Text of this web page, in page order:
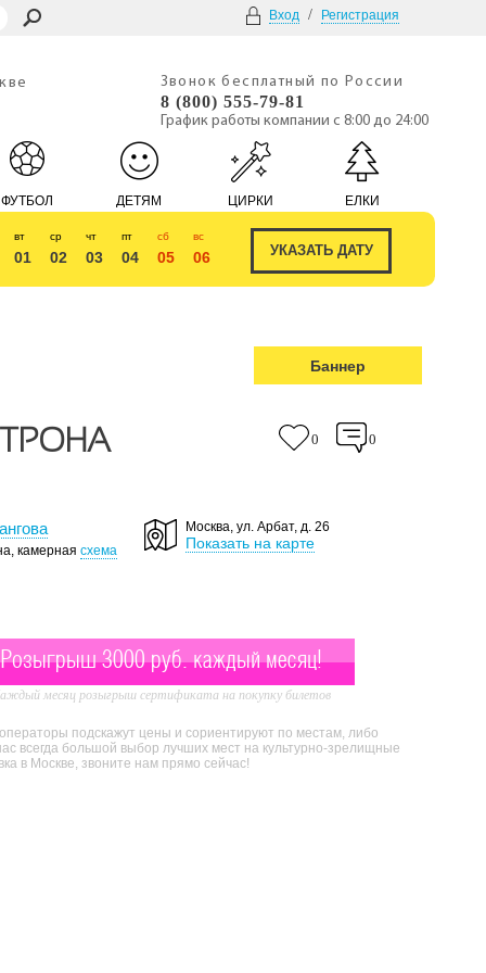
Вход / Регистрация
Звонок бесплатный по России
8 (800) 555-79-81
График работы компании с 8:00 до 24:00
ФУТБОЛ ДЕТЯМ ЦИРКИ ЕЛКИ
вт
01
ср
02
чт
03
пт
04
сб
05
вс
06
Баннер
0 0
камерная схема
Москва, ул. Арбат, д. 26
Показать на карте
Розыгрыш 3000 руб. каждый месяц!
месяц розыгрыш сертификата на покупку билетов
подскажут цены и сориентируют по местам, либо
всегда большой выбор лучших мест на культурно-зрелищные
в Москве, звоните нам прямо сейчас!